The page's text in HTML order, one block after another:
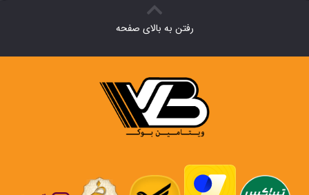
رفتن به بالای صفحه